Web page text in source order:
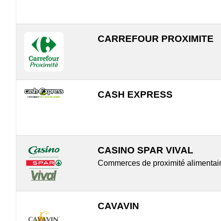
CARREFOUR PROXIMITE
CASH EXPRESS
CASINO SPAR VIVAL
Commerces de proximité
CAVAVIN